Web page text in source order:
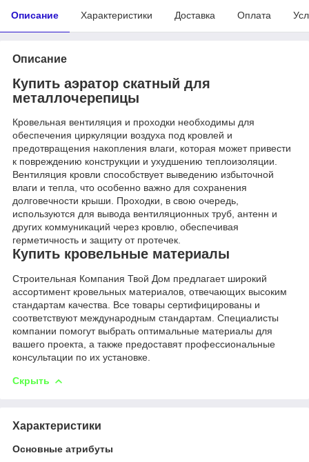
Описание Характеристики Доставка Оплата
Описание
Купить аэратор скатный для
металлочерепицы
Кровельная вентиляция и проходки необходимы для
обеспечения циркуляции воздуха под кровлей и
предотвращения накопления влаги, которая может привести
к повреждению конструкции и ухудшению теплоизоляции.
Вентиляция кровли способствует выведению избыточной
влаги и тепла, что особенно важно для сохранения
долговечности крыши. Проходки, в свою очередь,
используются для вывода вентиляционных труб, антенн и
других коммуникаций через кровлю, обеспечивая
герметичность и защиту от протечек.
Купить кровельные материалы
Строительная Компания Твой Дом предлагает широкий
ассортимент кровельных материалов, отвечающих высоким
стандартам качества. Все товары сертифицированы и
соответствуют международным стандартам. Специалисты
компании помогут выбрать оптимальные материалы для
вашего проекта, а также предоставят профессиональные
консультации по их установке.
Скрыть
Характеристики
Основные атрибуты